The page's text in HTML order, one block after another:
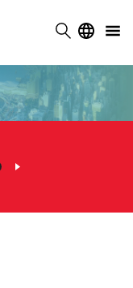
选举”
选举”
告书”